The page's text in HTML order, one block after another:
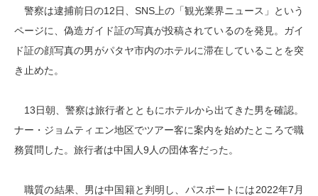
警察は逮捕前日の12日、SNS上の「観光業界ニュース」という
ページに、偽造ガイド証の写真が投稿されているのを発見。ガイ
ド証の顔写真の男がパタヤ市内のホテルに滞在していることを突
き止めた。
13日朝、警察は旅行者とともにホテルから出てきた男を確認。
ナー・ジョムティエン地区でツアー客に案内を始めたところで職
務質問した。旅行者は中国人9人の団体客だった。
職質の結果、男は中国籍と判明し、パスポートには2022年7月